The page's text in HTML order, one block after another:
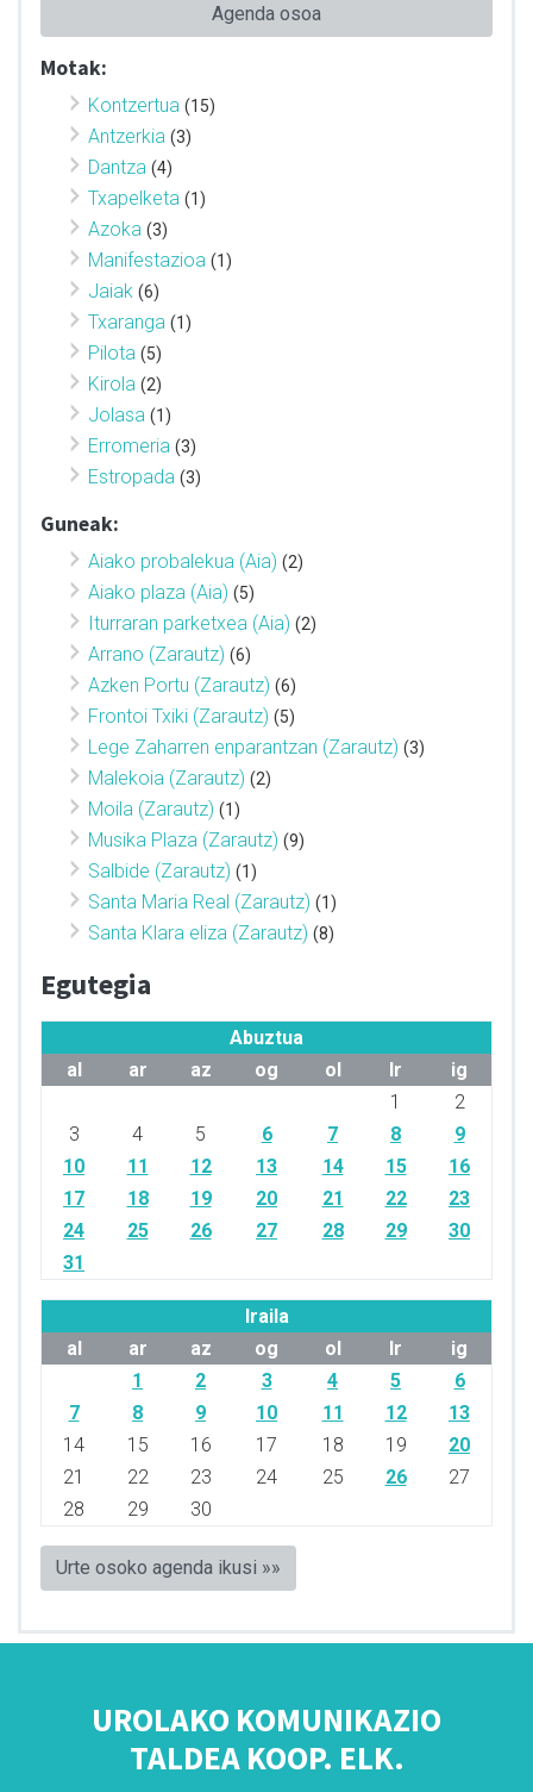
Agenda osoa
Motak:
Kontzertua (15)
Antzerkia (3)
Dantza (4)
Txapelketa (1)
Azoka (3)
Manifestazioa (1)
Jaiak (6)
Txaranga (1)
Pilota (5)
Kirola (2)
Jolasa (1)
Erromeria (3)
Estropada (3)
Guneak:
Aiako probalekua (Aia) (2)
Aiako plaza (Aia) (5)
Iturraran parketxea (Aia) (2)
Arrano (Zarautz) (6)
Azken Portu (Zarautz) (6)
Frontoi Txiki (Zarautz) (5)
Lege Zaharren enparantzan (Zarautz) (3)
Malekoia (Zarautz) (2)
Moila (Zarautz) (1)
Musika Plaza (Zarautz) (9)
Salbide (Zarautz) (1)
Santa Maria Real (Zarautz) (1)
Santa Klara eliza (Zarautz) (8)
Egutegia
Abuztua
al
ar az og ol lr
ig
1
2
3
4 5 6 7 8
9
10
11 12 13 14 15
16
17
18 19 20 21 22
23
24
25 26 27 28 29
30
31
Iraila
al
ar az og ol lr
ig
1
2 3 4 5
6
7
8 9 10 11 12
13
14
15 16 17 18 19
20
21
22 23 24 25 26
27
28
29 30
Urte osoko agenda ikusi »»
UROLAKO KOMUNIKAZIO
TALDEA KOOP. ELK.